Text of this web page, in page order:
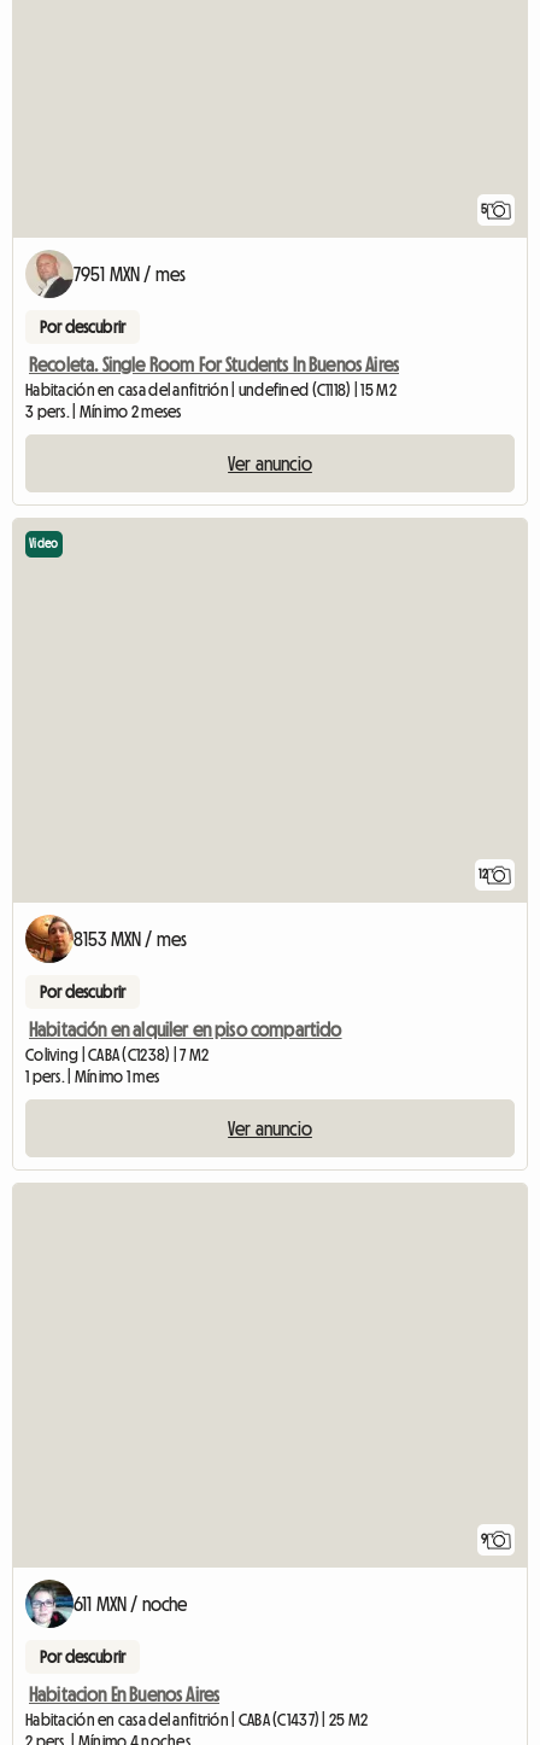
5
7951 MXN / mes
Por descubrir
Recoleta. Single Room For Students In Buenos Aires
Habitación en casa del anfitrión | undefined (C1118) | 15 M2
3 pers. | Mínimo 2 meses
Ver anuncio
12
Video
8153 MXN / mes
Por descubrir
Habitación en alquiler en piso compartido
Coliving | CABA (C1238) | 7 M2
1 pers. | Mínimo 1 mes
Ver anuncio
9
611 MXN / noche
Por descubrir
Habitacion En Buenos Aires
Habitación en casa del anfitrión | CABA (C1437) | 25 M2
2 pers. | Mínimo 4 noches